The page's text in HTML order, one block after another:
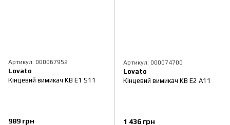
Артикул: 000067952
Lovato
Кінцевий вимикач KB E1 S11
989 грн
Артикул: 000074700
Lovato
Кінцевий вимикач KB E2 A11
1 436 грн